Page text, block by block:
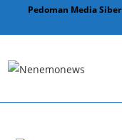
Pedoman Media Siber